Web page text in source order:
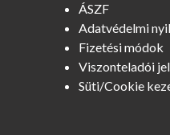
ÁSZF
Adatvédelmi
Fizetési módok
Viszonteladói
Süti/Cookie